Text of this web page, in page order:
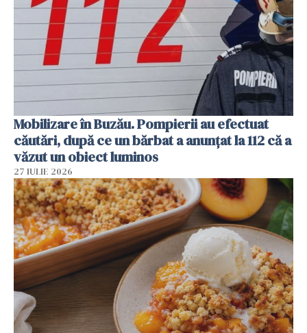
Mobilizare în Buzău. Pompierii au efectuat
căutări, după ce un bărbat a anunțat la 112 că a
văzut un obiect luminos
27 IULIE 2026